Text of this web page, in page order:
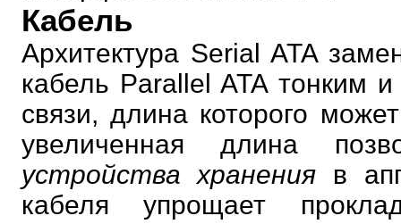
Кабель
Архитектура Serial ATA
кабель Parallel ATA тонким
связи, длина которого
увеличенная длина
устройства хранения в
кабеля упрощает